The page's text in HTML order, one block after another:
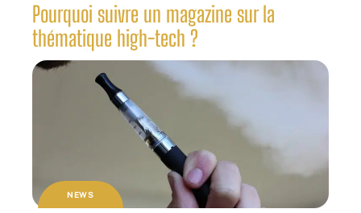
Pourquoi suivre un magazine sur la
thématique high-tech ?
NEWS